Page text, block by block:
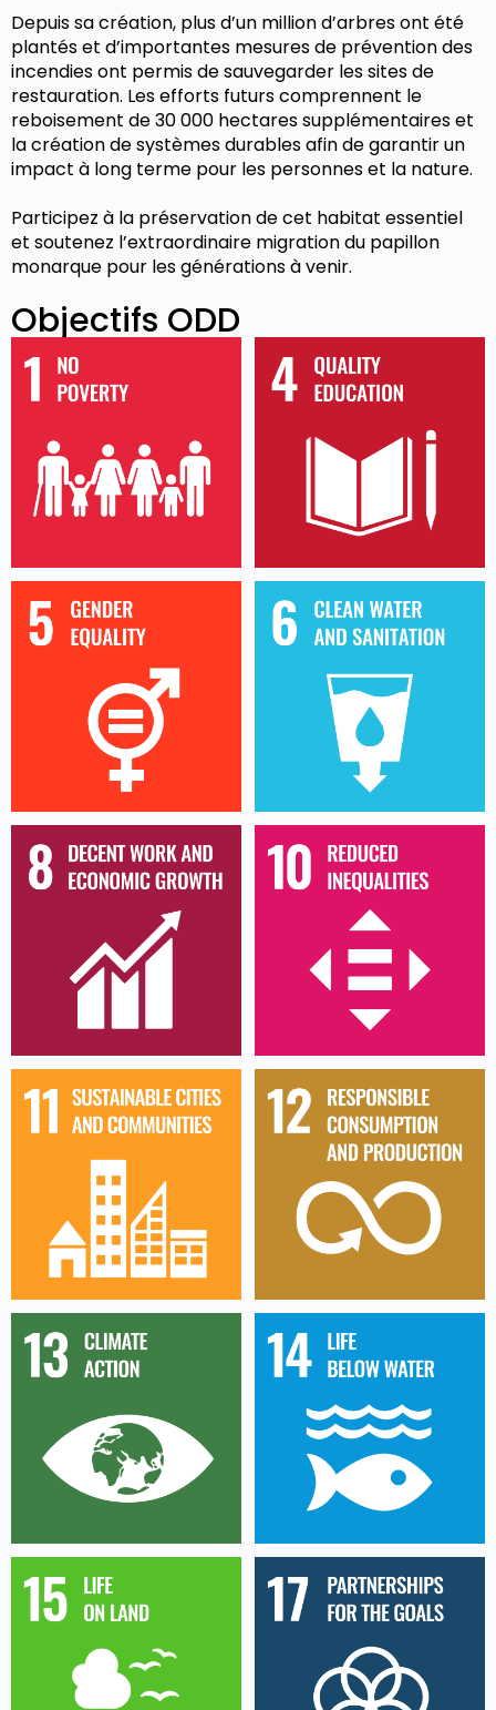
Depuis sa création, plus d’un million d’arbres ont été
plantés et d’importantes mesures de prévention des
incendies ont permis de sauvegarder les sites de
restauration. Les efforts futurs comprennent le
reboisement de 30 000 hectares supplémentaires et
la création de systèmes durables afin de garantir un
impact à long terme pour les personnes et la nature.
Participez à la préservation de cet habitat essentiel
et soutenez l’extraordinaire migration du papillon
monarque pour les générations à venir.
Objectifs ODD